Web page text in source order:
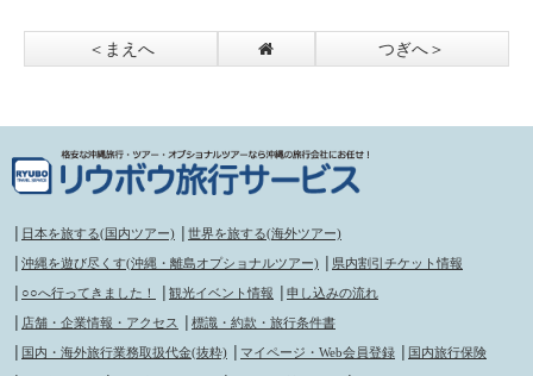
＜まえへ つぎへ＞
日本を旅する(国内ツアー) 世界を旅する(海外ツアー)
沖縄を遊び尽くす(沖縄・離島オプショナルツアー) 県内割引チケット情報
○○へ行ってきました！ 観光イベント情報 申し込みの流れ
店舗・企業情報・アクセス 標識・約款・旅行条件書
国内・海外旅行業務取扱代金(抜粋) マイページ・Web会員登録 国内旅行保険